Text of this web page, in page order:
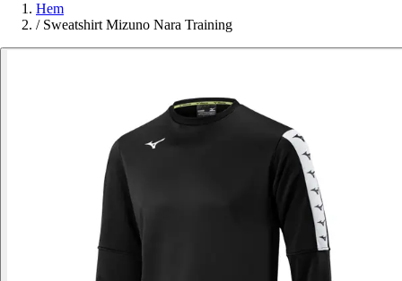
Hem
/ Sweatshirt Mizuno Nara Training